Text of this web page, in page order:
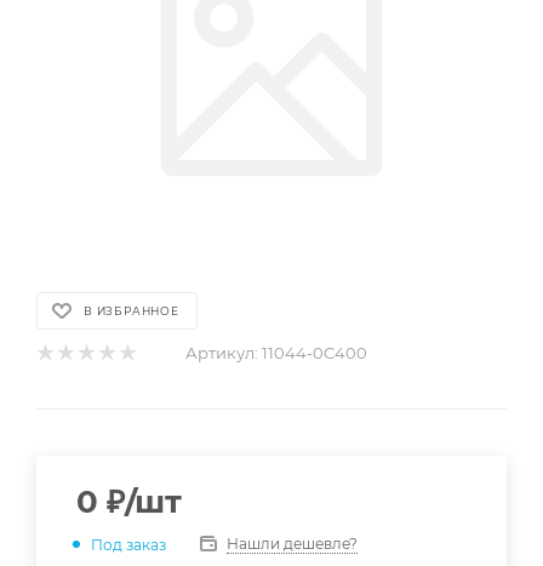
В ИЗБРАННОЕ
Артикул: 11044-0C400
0 ₽/шт
Под заказ Нашли дешевле?